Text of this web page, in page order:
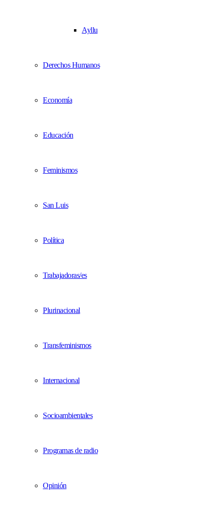
Ayllu
Derechos Humanos
Economía
Educación
Feminismos
San Luis
Política
Trabajadoras/es
Plurinacional
Transfeminismos
Internacional
Socioambientales
Programas de radio
Opinión